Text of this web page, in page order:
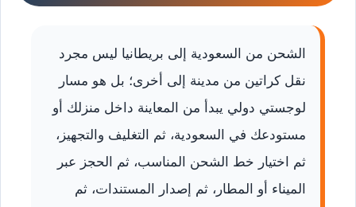
الشحن من السعودية إلى بريطانيا ليس مجرد
نقل كراتين من مدينة إلى أخرى؛ بل هو مسار
لوجستي دولي يبدأ من المعاينة داخل منزلك أو
مستودعك في السعودية، ثم التغليف والتجهيز،
ثم اختيار خط الشحن المناسب، ثم الحجز عبر
الميناء أو المطار، ثم إصدار المستندات، ثم